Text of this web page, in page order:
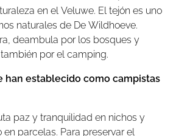
en el Veluwe. El tejón es uno
naturales de De Wildhoeve.
deambula por los bosques y
por el camping.
han establecido como campistas
paz y tranquilidad en nichos y
parcelas. Para preservar el